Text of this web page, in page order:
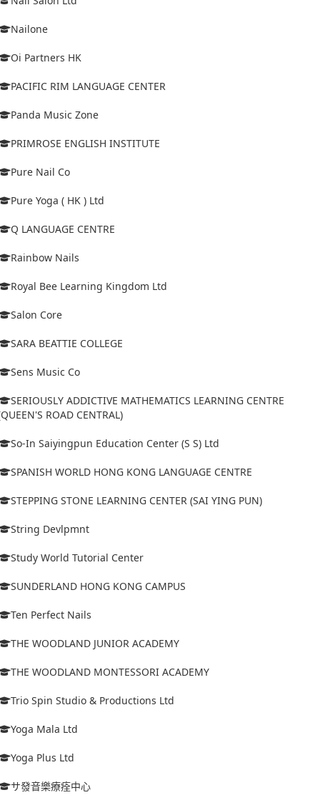
Nailone
Oi Partners HK
PACIFIC RIM LANGUAGE CENTER
Panda Music Zone
PRIMROSE ENGLISH INSTITUTE
Pure Nail Co
Pure Yoga ( HK ) Ltd
Q LANGUAGE CENTRE
Rainbow Nails
Royal Bee Learning Kingdom Ltd
Salon Core
SARA BEATTIE COLLEGE
Sens Music Co
SERIOUSLY ADDICTIVE MATHEMATICS LEARNING CENTRE
ROAD CENTRAL)
So-In Saiyingpun Education Center (S S) Ltd
SPANISH WORLD HONG KONG LANGUAGE CENTRE
STEPPING STONE LEARNING CENTER (SAI YING PUN)
String Devlpmnt
Study World Tutorial Center
SUNDERLAND HONG KONG CAMPUS
Ten Perfect Nails
THE WOODLAND JUNIOR ACADEMY
THE WOODLAND MONTESSORI ACADEMY
Trio Spin Studio & Productions Ltd
Yoga Mala Ltd
Yoga Plus Ltd
サ發音樂療痊中心